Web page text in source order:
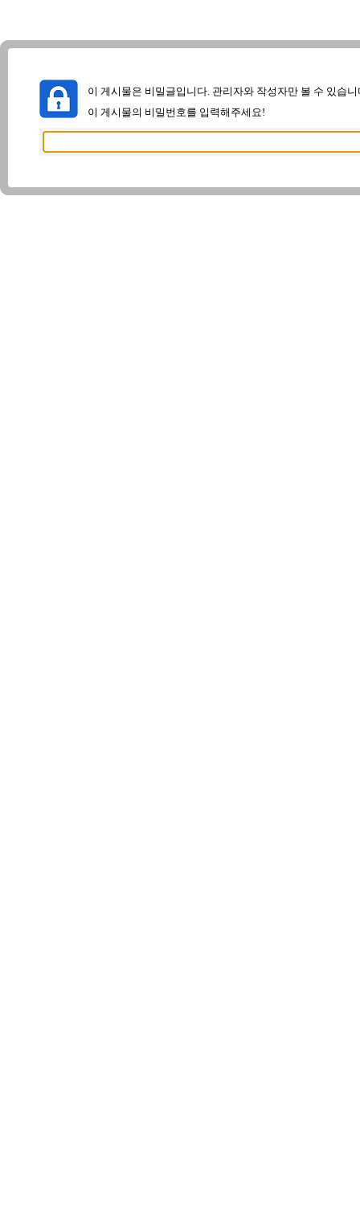
이 게시물은 비밀글입니다. 관리자와 작성자만 볼 수 있습니
이 게시물의 비밀번호를 입력해주세요!